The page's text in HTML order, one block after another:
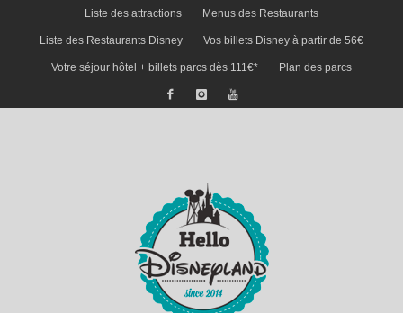
Liste des attractions Menus des Restaurants
Liste des Restaurants Disney Vos billets Disney à partir de 56€
Votre séjour hôtel + billets parcs dès 111€* Plan des parcs